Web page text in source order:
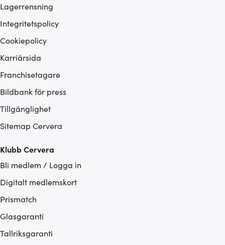
Lagerrensning
Integritetspolicy
Cookiepolicy
Karriärsida
Franchisetagare
Bildbank för press
Tillgänglighet
Sitemap Cervera
Klubb Cervera
Bli medlem / Logga in
Digitalt medlemskort
Prismatch
Glasgaranti
Tallriksgaranti